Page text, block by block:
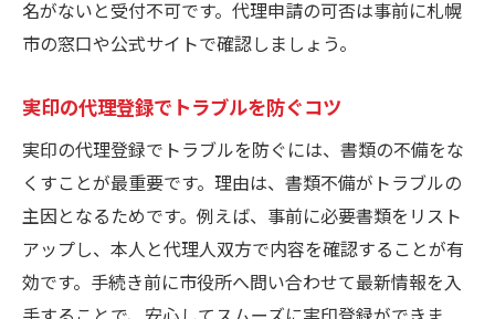
名がないと受付不可です。代理申請の可否は事前に札幌
市の窓口や公式サイトで確認しましょう。
実印の代理登録でトラブルを防ぐコツ
実印の代理登録でトラブルを防ぐには、書類の不備をな
くすことが最重要です。理由は、書類不備がトラブルの
主因となるためです。例えば、事前に必要書類をリスト
アップし、本人と代理人双方で内容を確認することが有
効です。手続き前に市役所へ問い合わせて最新情報を入